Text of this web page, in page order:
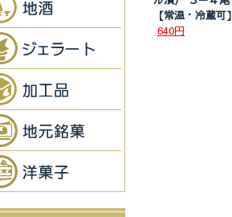
【常温・冷蔵可】
640円